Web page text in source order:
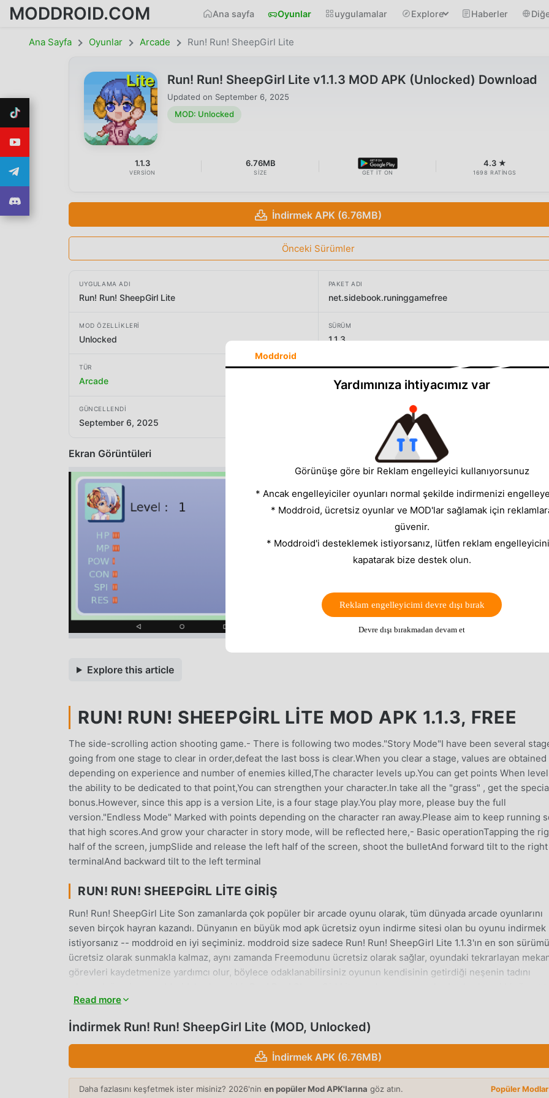
MODDROID.COM Ana sayfa Oyunlar uygulamalar Explore Haberler
Ana Sayfa Oyunlar Arcade Run! Run! SheepGirl Lite
Run! Run! SheepGirl Lite v1.1.3 MOD APK (Unlocked) Download
Updated on September 6, 2025
MOD: Unlocked
1.1.3
VERSION
6.76MB
SIZE GET IT ON
4.3 ★
1698 RATINGS
İndirmek APK (6.76MB)
Önceki Sürümler
UYGULAMA ADI
Run! Run! SheepGirl Lite
PAKET ADI
net.sidebook.runinggamefree
MOD ÖZELLIKLERI
Unlocked
SÜRÜM
1.1.3
TÜR
Arcade
GELIŞTIRICI
Sidebook
GÜNCELLENDI
September 6, 2025
Ekran Görüntüleri
Explore this article
RUN! RUN! SHEEPGIRL LITE MOD APK 1.1.3, FREE
The side-scrolling action shooting game.- There is following two modes."Story Mode"I have been several
going from one stage to clear in order,defeat the last boss is clear.When you clear a stage, values ​​are obtained
depending on experience and number of enemies killed,The character levels up.You can get points When
the ability to be dedicated to that point,You can strengthen your character.In take all the "grass" , get the
bonus.However, since this app is a version Lite, is a four stage play.You play more, please buy the full
version."Endless Mode" Marked with points depending on the character ran away.Please aim to keep running
that high scores.And grow your character in story mode, will be reflected here,- Basic operationTapping the
half of the screen, jumpSlide and release the left half of the screen, shoot the bulletAnd forward tilt to the right
terminalAnd backward tilt to the left terminal
RUN! RUN! SHEEPGIRL LITE GIRIŞ
Run! Run! SheepGirl Lite Son zamanlarda çok popüler bir arcade oyunu olarak, tüm dünyada arcade oyunlarını
seven birçok hayran kazandı. Dünyanın en büyük mod apk ücretsiz oyun indirme sitesi olan bu oyunu indirmek
istiyorsanız -- moddroid en iyi seçiminiz. moddroid size sadece Run! Run! SheepGirl Lite 1.1.3'ın en son
ücretsiz olarak sunmakla kalmaz, aynı zamanda Freemodunu ücretsiz olarak sağlar, oyundaki tekrarlayan
görevleri kaydetmenize yardımcı olur, böylece odaklanabilirsiniz oyunun kendisinin getirdiği neşenin tadını
etmeyeceğini ve %100 güvenli, kullanılabilir ve kurulumu ücretsiz olduğunu vaat ediyor. Sadece moddroid
indir ve oyna!
Run! Run! SheepGirl Lite Popüler bir arcade oyunu olarak, benzersiz oynanışı, dünya çapında çok sayıda hayran
Read more
İndirmek Run! Run! SheepGirl Lite (MOD, Unlocked)
İndirmek APK (6.76MB)
Daha fazlasını keşfetmek ister misiniz? 2026'nin en popüler Mod APK'larına göz atın. Popüler
Moddroid
Yardımınıza ihtiyacımız var
Görünüşe göre bir Reklam engelleyici kullanıyorsunuz
* Ancak engelleyiciler oyunları normal şekilde indirmenizi
* Moddroid, ücretsiz oyunlar ve MOD'lar sağlamak için
güvenir.
* Moddroid'i desteklemek istiyorsanız, lütfen reklam
kapatarak bize destek olun.
Reklam engelleyicimi devre dışı bırak
Devre dışı bırakmadan devam et